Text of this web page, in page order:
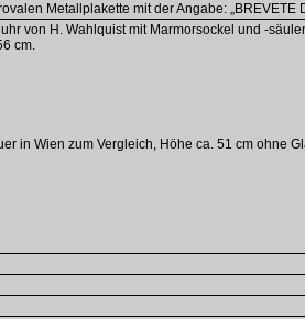
Metallplakette mit der Angabe: „BREVETE
von H. Wahlquist mit Marmorsockel und -
cm.
in Wien zum Vergleich, Höhe ca. 51 cm ohne